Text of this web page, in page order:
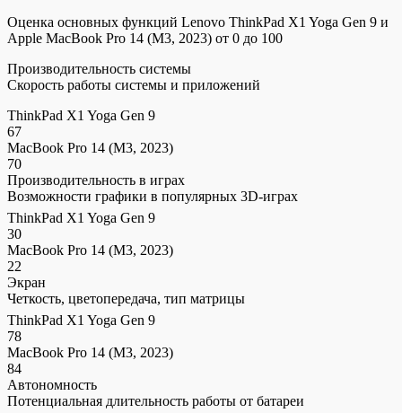
Оценка основных функций Lenovo ThinkPad X1 Yoga Gen 9 и
Apple MacBook Pro 14 (M3, 2023) от 0 до 100
Производительность системы
Скорость работы системы и приложений
ThinkPad X1 Yoga Gen 9
67
MacBook Pro 14 (M3, 2023)
70
Производительность в играх
Возможности графики в популярных 3D-играх
ThinkPad X1 Yoga Gen 9
30
MacBook Pro 14 (M3, 2023)
22
Экран
Четкость, цветопередача, тип матрицы
ThinkPad X1 Yoga Gen 9
78
MacBook Pro 14 (M3, 2023)
84
Автономность
Потенциальная длительность работы от батареи